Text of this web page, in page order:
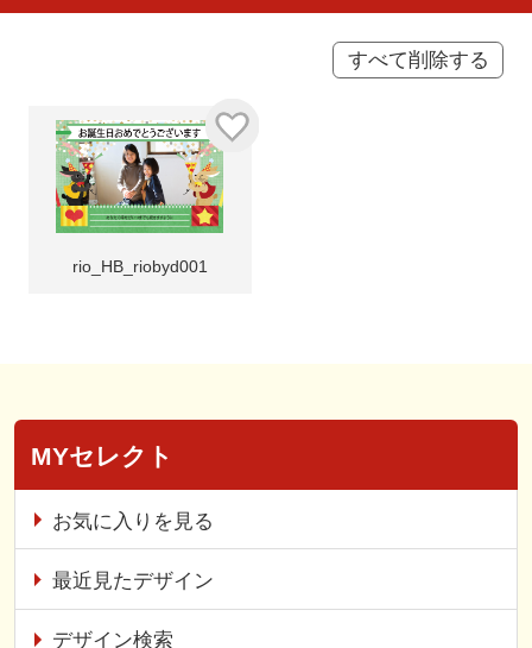
すべて削除する
rio_HB_riobyd001
MYセレクト
お気に入りを見る
最近見たデザイン
デザイン検索